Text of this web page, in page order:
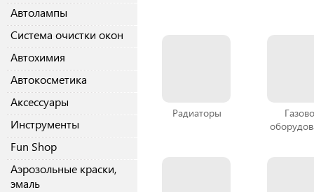
Автолампы
Система очистки окон
Автохимия
Автокосметика
Аксессуары
Инструменты
Fun Shop
Аэрозольные краски,
эмаль
Радиаторы